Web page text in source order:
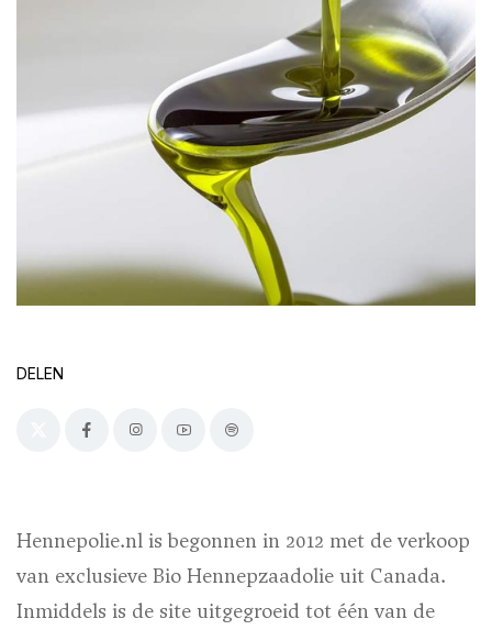
DELEN
Hennepolie.nl is begonnen in 2012 met de verkoop
van exclusieve Bio Hennepzaadolie uit Canada.
Inmiddels is de site uitgegroeid tot één van de